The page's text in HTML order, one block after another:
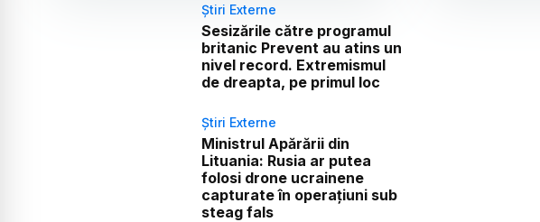
Știri Externe
Sesizările către programul
britanic Prevent au atins un
nivel record. Extremismul
de dreapta, pe primul loc
Știri Externe
Ministrul Apărării din
Lituania: Rusia ar putea
folosi drone ucrainene
capturate în operațiuni sub
steag fals